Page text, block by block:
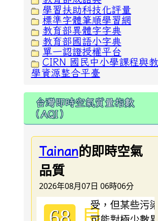
學習扶助科技化評量
標準字體筆順學習網
教育部異體字字典
教育部國語小字典
單一認證授權平台
CIRN 國民中小學課程與教
學資源整合平臺
台灣即時空氣質量指數
（AQI）
Tainan的即時空氣
品質
2026年08月07日 06時06分